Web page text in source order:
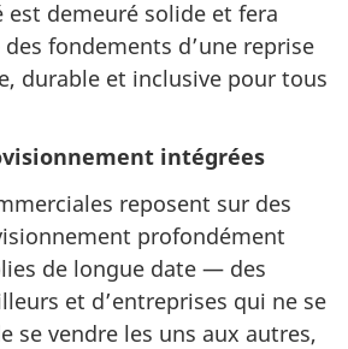
est demeuré solide et fera
fondements d’une reprise
durable et inclusive pour tous
intégrées
reposent sur des
profondément
de longue date — des
et d’entreprises qui ne se
se vendre les uns aux autres,